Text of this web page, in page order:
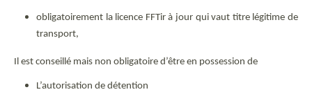
obligatoirement la licence FFTir à jour qui vaut titre légitime de
transport,
Il est conseillé mais non obligatoire d’être en possession de
L’autorisation de détention